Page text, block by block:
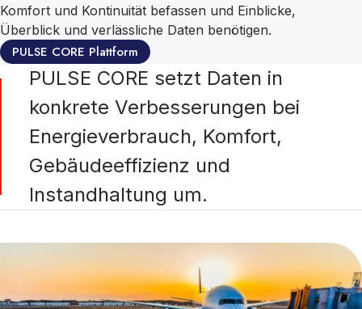
Komfort und Kontinuität befassen und Einblicke,
Überblick und verlässliche Daten benötigen.
PULSE CORE Plattform
PULSE CORE setzt Daten in
konkrete Verbesserungen bei
Energieverbrauch, Komfort,
Gebäudeeffizienz und
Instandhaltung um.